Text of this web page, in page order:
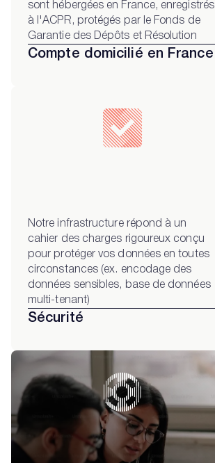
sont hébergées en France, enregistrés
à l'ACPR, protégés par le Fonds de
Garantie des Dépôts et Résolution
Compte domicilié en France
Notre infrastructure répond à un
cahier des charges rigoureux conçu
pour protéger vos données en toutes
circonstances (ex. encodage des
données sensibles, base de données
multi-tenant)
Sécurité